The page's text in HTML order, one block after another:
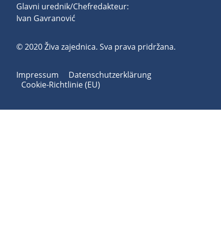
Glavni urednik/Chefredakteur:
Ivan Gavranović
© 2020 Živa zajednica. Sva prava pridržana.
Impressum
Datenschutzerklärung
Cookie-Richtlinie (EU)